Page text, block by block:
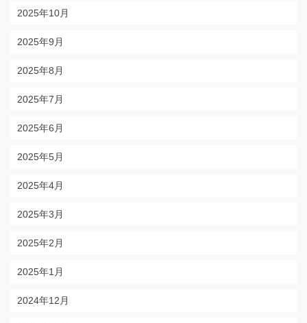
2025年10月
2025年9月
2025年8月
2025年7月
2025年6月
2025年5月
2025年4月
2025年3月
2025年2月
2025年1月
2024年12月